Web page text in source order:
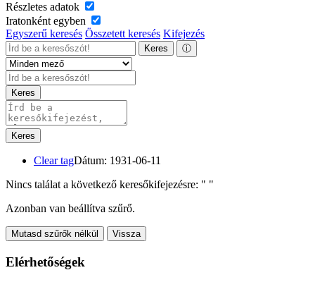
Részletes adatok
Iratonként egyben
Egyszerű keresés Összetett keresés Kifejezés
Keres ⓘ
Keres
Keres
Clear tagDátum: 1931-06-11
Nincs találat a következő keresőkifejezésre: " "
Azonban van beállítva szűrő.
Mutasd szűrők nélkül Vissza
Elérhetőségek